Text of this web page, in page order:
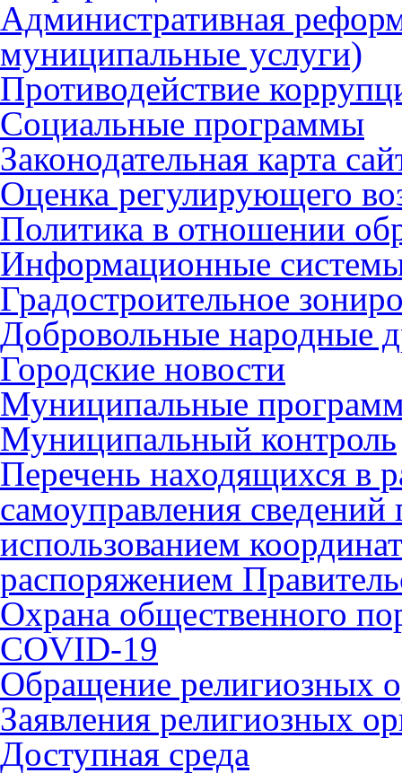
Административная
муниципальные услуги)
Противодействие
Социальные программы
Законодательная карта
Оценка регулирующего
Политика в отношении
Информационные
Градостроительное
Добровольные народные
Городские новости
Муниципальные
Муниципальный контроль
Перечень находящихся в
самоуправления
использованием
распоряжением
Охрана общественного
COVID-19
Обращение религиозных
Заявления религиозных
Доступная среда